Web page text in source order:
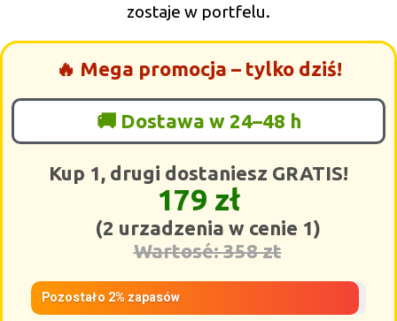
zostaje w portfelu.
🔥 Mega promocja – tylko dziś!
🚚 Dostawa w 24–48 h
Kup 1, drugi dostaniesz GRATIS!
179 zł
(2 urzadzenia w cenie 1)
Wartosé: 358 zt
Pozostało 2% zapasów